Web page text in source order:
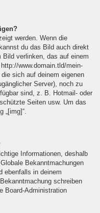
werden. Wenn die
du das Bild auch direkt
verlinken, das auf einem
www.domain.tld/mein-
sich auf deinem eigenen
Server), noch zu
sind, z. B. Hotmail- oder
Seiten usw. Um das
„[img]“.
Informationen, deshalb
Bekanntmachungen
ebenfalls in deinem
schreiben
Board-Administration